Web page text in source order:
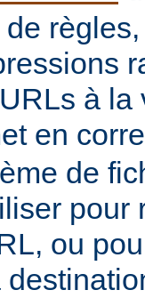
à la
en
de
pour
ou